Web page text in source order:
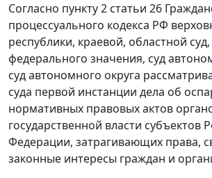
Согласно пункту 2 статьи 26
процессуального кодекса РФ
республики, краевой, областной
федерального значения, суд
суд автономного округа
суда первой инстанции дела об
нормативных правовых актов
государственной власти субъектов
Федерации, затрагивающих права,
законные интересы граждан и